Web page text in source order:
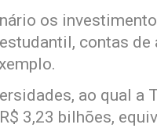
os
contas
ao qual a
3,23 bilhões,